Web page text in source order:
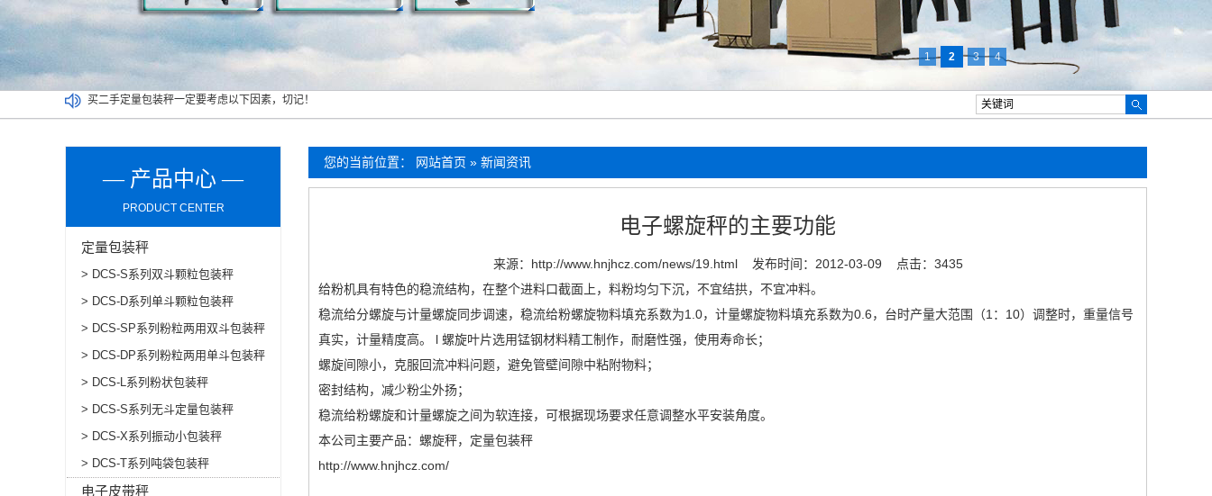
1 2 3 4
买二手定量包装秤一定要考虑以下因素，切记！
吨袋包装秤都可以实现哪些功能？
介绍双工位定量包装秤清洁及维护环节的操作事项您的当前位置： 网站首页 » 新闻资讯
电子螺旋秤的主要功能
来源： http://www.hnjhcz.com/news/19.html 发布时间：2012-03-09
点击：3435
给粉机具有特色的稳流结构，在整个进料口截面上，料粉均匀下沉，不宜结拱，不宜冲料。
稳流给分螺旋与计量螺旋同步调速，稳流给粉螺旋物料填充系数为1.0，计量螺旋物料填充系数为0.6，台时产量大范围（1：10）调整时，重量信号
真实，计量精度高。 l 螺旋叶片选用锰钢材料精工制作，耐磨性强，使用寿命长；
螺旋间隙小，克服回流冲料问题，避免管壁间隙中粘附物料；
密封结构，减少粉尘外扬；
稳流给粉螺旋和计量螺旋之间为软连接，可根据现场要求任意调整水平安装角度。
本公司主要产品： 螺旋秤， 定量包装秤
http://www.hnjhcz.com/
— 产品中心 —
PRODUCT CENTER
定量包装秤
> DCS-S系列双斗颗粒包装秤
> DCS-D系列单斗颗粒包装秤
> DCS-SP系列粉粒两用双斗包装秤
> DCS-DP系列粉粒两用单斗包装秤
> DCS-L系列粉状包装秤
> DCS-S系列无斗定量包装秤
> DCS-X系列振动小包装秤
> DCS-T系列吨袋包装秤
电子皮带秤